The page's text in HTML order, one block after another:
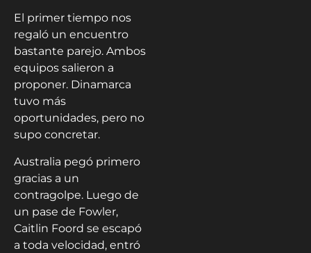
El primer tiempo nos
regaló un encuentro
bastante parejo. Ambos
equipos salieron a
proponer. Dinamarca
tuvo más
oportunidades, pero no
supo concretar.
Australia pegó primero
gracias a un
contragolpe. Luego de
un pase de Fowler,
Caitlin Foord se escapó
a toda velocidad, entró